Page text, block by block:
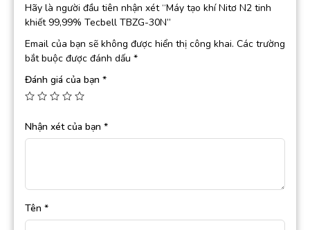
Hãy là người đầu tiên nhận xét “Máy tạo khí Nitơ N2 tinh
khiết 99,99% Tecbell TBZG-30N”
Email của bạn sẽ không được hiển thị công khai. Các trường
bắt buộc được đánh dấu *
Đánh giá của bạn *
Nhận xét của bạn *
Tên *